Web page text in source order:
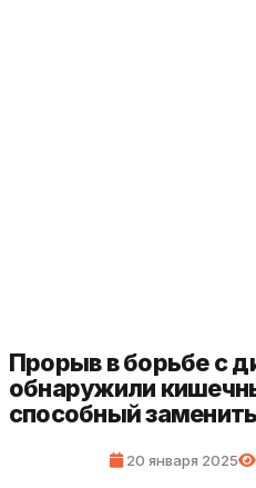
Прорыв в борьбе с
обнаружили
способный
20 января 2025